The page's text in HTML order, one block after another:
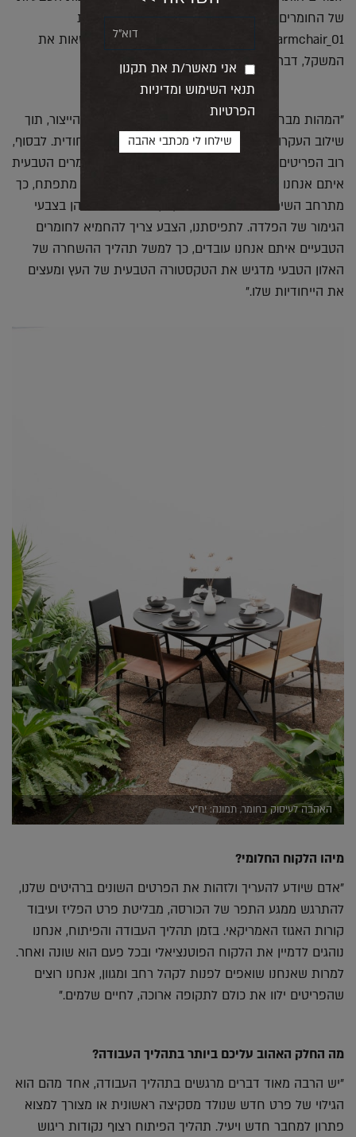
של החומרים, למשל המושב ומשענת הגב של כורסת
armchair_01 עשויות יריעות עור שתומכות בגוף ונושאות את
המשקל, דבר שלא היה מתאפשר בעור מסוג אחר."
"המהות מבחינתנו היא תולדה של החומר וטכניקות הייצור, תוך
שילוב העקרונות העיצוביים של הסטודיו והשפה הייחודית. לבסוף,
רוב הפריטים של הסטודיו נשענים על צבעוניות החומרים הטבעית
איתם אנחנו עובדים; עץ, מתכת ועור. ככל שהסטודיו מתפתח, כך
מתרחב השימוש בצבעים השונים, הן בסוגי הריפוד והן בצבעי
הגימור של הפלדה. לתפיסתנו, הצבע צריך להחמיא לחומרים
הטבעיים איתם אנחנו עובדים, כך למשל תהליך ההשחרה של
האלון הטבעי מדגיש את הטקסטורה הטבעית של העץ ומעצים
את הייחודיות שלו."
האהבה לעיסוק בחומר, תמונה: יח"צ
מיהו הלקוח החלומי?
"אדם שיודע להעריך ולזהות את הפרטים השונים ברהיטים שלנו,
להתרגש ממגע התפר של הכורסה, מבליטת פרט הפליז ועיבוד
קורות האגוז האמריקאי. בזמן תהליך העבודה והפיתוח, אנחנו
נוהגים לדמיין את הלקוח הפוטנציאלי ובכל פעם הוא שונה ואחר.
למרות שאנחנו שואפים לפנות לקהל רחב ומגוון, אנחנו רוצים
שהפריטים ילוו את כולם לתקופה ארוכה, לחיים שלמים."
מה החלק האהוב עליכם ביותר בתהליך העבודה?
"יש הרבה מאוד דברים מרגשים בתהליך העבודה, אחד מהם הוא
הגילוי של פרט חדש שנולד מסקיצה ראשונית או מצורך למצוא
פתרון למחבר חדש ויעיל. תהליך הפיתוח רצוף נקודות ריגוש
אני מאשר/ת את תקנון
תנאי השימוש ומדיניות
הפרטיות